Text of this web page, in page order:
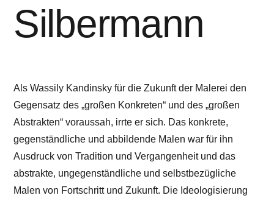
Silbermann
Als Wassily Kandinsky für die Zukunft der Malerei den
Gegensatz des „großen Konkreten“ und des „großen
Abstrakten“ voraussah, irrte er sich. Das konkrete,
gegenständliche und abbildende Malen war für ihn
Ausdruck von Tradition und Vergangenheit und das
abstrakte, ungegenständliche und selbstbezügliche
Malen von Fortschritt und Zukunft. Die Ideologisierung